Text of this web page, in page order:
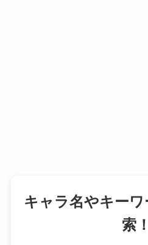
キャラ名やキー
索！